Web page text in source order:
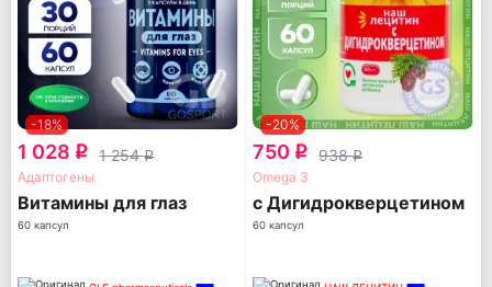
-18%
1 028 q 1 254q
Адаптогены
Витамины для глаз
60 капсул
-20%
750 q 938q
Omega 3
с Дигидрокверцетином
60 капсул